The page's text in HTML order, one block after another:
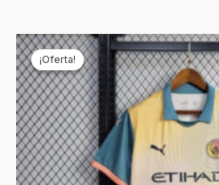
¡Oferta!
¡Oferta!
El
precio
original
era:
€69,90.
El
precio
actual
es:
€19,90.